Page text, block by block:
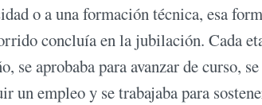
o a una formación técnica, esa
concluía en la jubilación. Cada
aprobaba para avanzar de curso,
un empleo y se trabajaba para